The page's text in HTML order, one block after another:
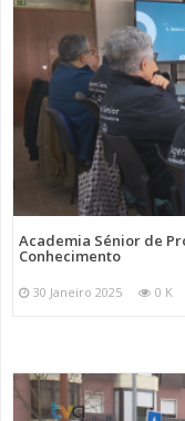
Academia Sénior de
Conhecimento
30 Janeiro 2025 0 K